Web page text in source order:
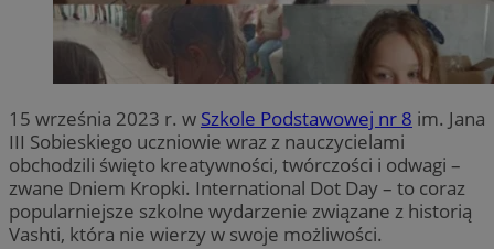
15 września 2023 r. w Szkole Podstawowej nr 8 im. Jana
III Sobieskiego uczniowie wraz z nauczycielami
obchodzili święto kreatywności, twórczości i odwagi –
zwane Dniem Kropki. International Dot Day – to coraz
popularniejsze szkolne wydarzenie związane z historią
Vashti, która nie wierzy w swoje możliwości.